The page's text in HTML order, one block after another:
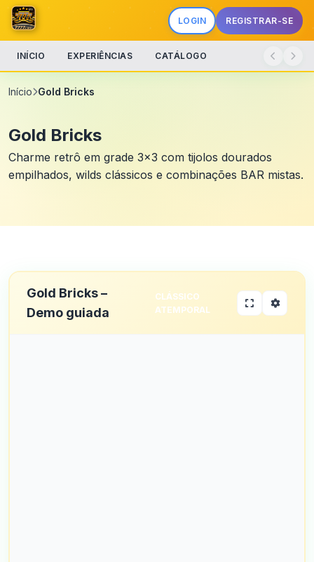
LOGIN REGISTRAR-SE
INÍCIO EXPERIÊNCIAS CATÁLOGO
Início Gold Bricks
Gold Bricks
Charme retrô em grade 3x3 com tijolos dourados
empilhados, wilds clássicos e combinações BAR mistas.
Gold Bricks –
Demo guiada
CLÁSSICO
ATEMPORAL